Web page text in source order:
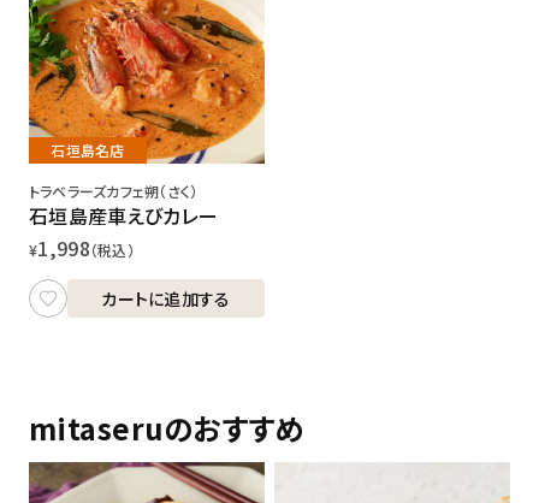
石垣島名店
トラベラーズカフェ朔（さく）
石垣島産車えびカレー
¥1,998（税込）
カートに追加する
mitaseruのおすすめ